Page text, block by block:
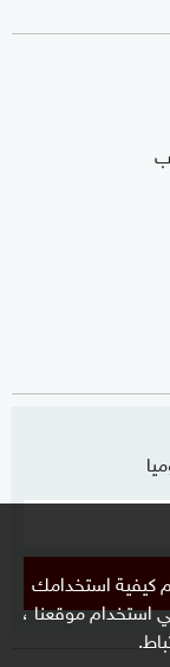
كيفية استخدامك
استخدام موقعنا ،